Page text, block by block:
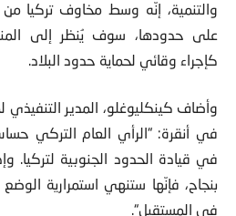
على حدودها، سوف يُنظر إلى
كإجراء وقائي لحماية حدود البلاد.
في أنقرة: “الرأي العام التركي
في قيادة الحدود الجنوبية لتركيا.
بنجاح، فإنّها ستنهي استمرارية
في المستقبل“.